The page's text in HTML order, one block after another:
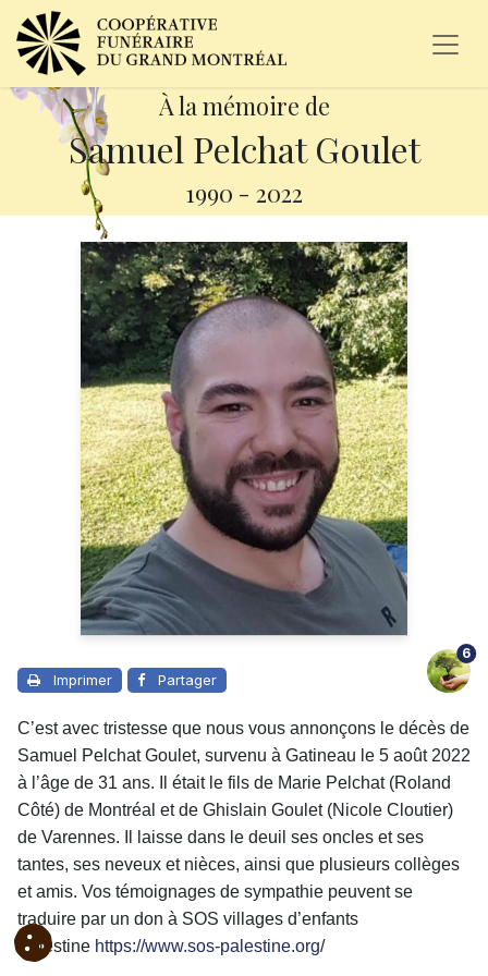
À la mémoire de
Samuel Pelchat Goulet
1990 - 2022
Imprimer Partager
6
C’est avec tristesse que nous vous annonçons le décès de
Samuel Pelchat Goulet, survenu à Gatineau le 5 août 2022
à l’âge de 31 ans. Il était le fils de Marie Pelchat (Roland
Côté) de Montréal et de Ghislain Goulet (Nicole Cloutier)
de Varennes. Il laisse dans le deuil ses oncles et ses
tantes, ses neveux et nièces, ainsi que plusieurs collèges
et amis. Vos témoignages de sympathie peuvent se
traduire par un don à SOS villages d’enfants
Palestine https://www.sos-palestine.org/